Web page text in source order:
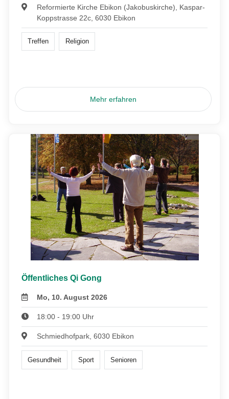
Reformierte Kirche Ebikon (Jakobuskirche), Kaspar-
Koppstrasse 22c, 6030 Ebikon
Treffen Religion
Mehr erfahren
Öffentliches Qi Gong
Mo, 10. August 2026
18:00 - 19:00 Uhr
Schmiedhofpark, 6030 Ebikon
Gesundheit Sport Senioren